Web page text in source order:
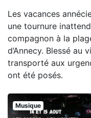
Les vacances
une tournure
compagnon à la
d’Annecy. Blessé au
transporté aux
ont été posés.
Musique